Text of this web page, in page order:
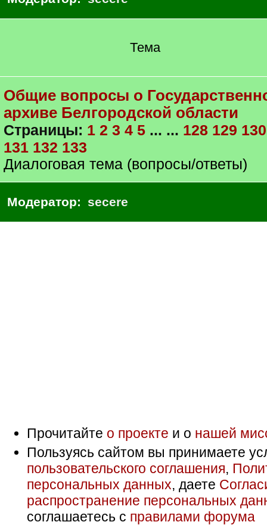
Тема
Общие вопросы о
архиве Белгородской области
Страницы: 1 2 3 4 5 ... ... 128 129 130
131 132 133
Диалоговая тема (вопросы/ответы)
Модератор: secere
Прочитайте о проекте и о нашей
Пользуясь сайтом вы принимаете
пользовательского соглашения,
персональных данных, даете
распространение персональных
соглашаетесь с правилами форума